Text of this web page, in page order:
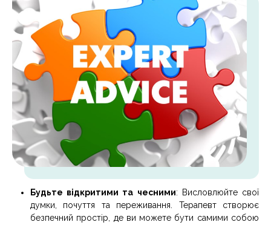
Будьте відкритими та чесними: Висловлюйте свої
думки, почуття та переживання. Терапевт створює
безпечний простір, де ви можете бути самими собою